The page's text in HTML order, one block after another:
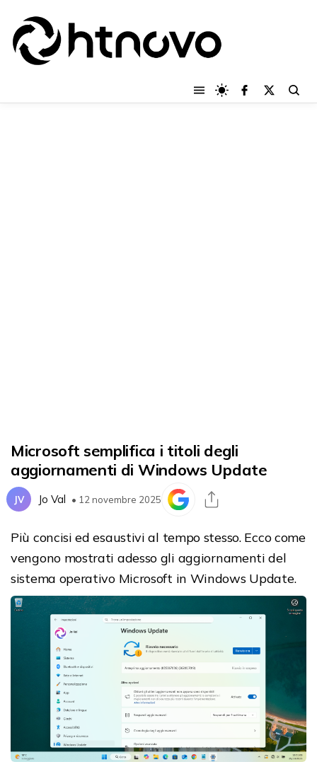
Microsoft semplifica i titoli degli
aggiornamenti di Windows Update
JV Jo Val • 12 novembre 2025
Più concisi ed esaustivi al tempo stesso. Ecco come
vengono mostrati adesso gli aggiornamenti del
sistema operativo Microsoft in Windows Update.